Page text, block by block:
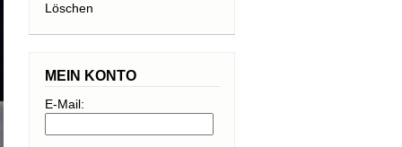
Löschen
MEIN KONTO
E-Mail: